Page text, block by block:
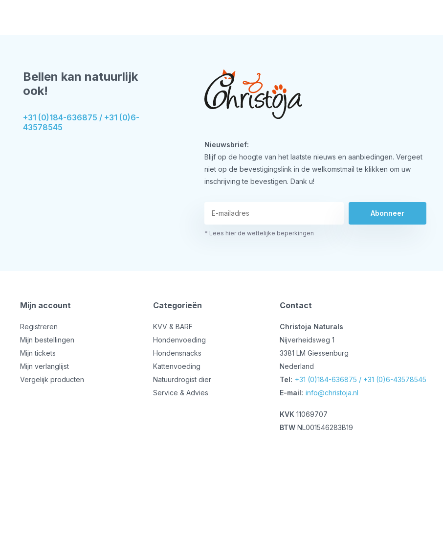
Bellen kan natuurlijk
ook!
+31 (0)184-636875 / +31 (0)6-
43578545
Nieuwsbrief:
Blijf op de hoogte van het laatste nieuws en aanbiedingen. Vergeet
niet op de bevestigingslink in de welkomstmail te klikken om uw
inschrijving te bevestigen. Dank u!
Abonneer
* Lees hier de wettelijke beperkingen
Mijn account
Registreren
Mijn bestellingen
Mijn tickets
Mijn verlanglijst
Vergelijk producten
Categorieën
KVV & BARF
Hondenvoeding
Hondensnacks
Kattenvoeding
Natuurdrogist dier
Service & Advies
Contact
Christoja Naturals
Nijverheidsweg 1
3381 LM Giessenburg
Nederland
Tel: +31 (0)184-636875 / +31 (0)6-43578545
E-mail: info@christoja.nl
KVK 11069707
BTW NL001546283B19